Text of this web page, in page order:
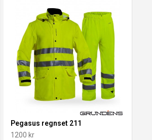
Pegasus regnset 211
1200 kr